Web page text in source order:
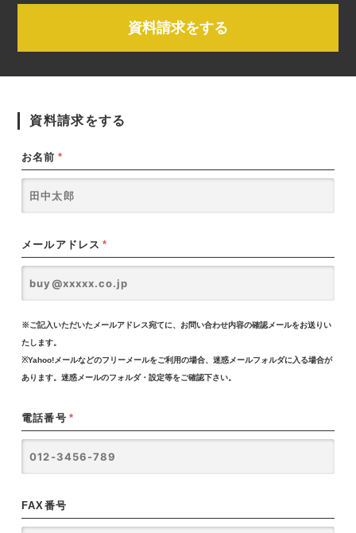
資料請求をする
資料請求をする
お名前 *
メールアドレス *
※ご記入いただいたメールアドレス宛てに、お問い合わせ内容の確認メールをお送りい
たします。
※Yahoo!メールなどのフリーメールをご利用の場合、迷惑メールフォルダに入る場合が
あります。迷惑メールのフォルダ・設定等をご確認下さい。
電話番号 *
FAX番号